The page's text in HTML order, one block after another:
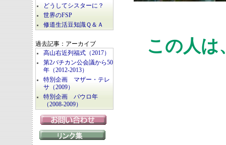
どうしてシスターに？
世界のFSP
修道生活豆知識Ｑ＆Ａ
過去記事：アーカイブ
高山右近列福式（2017）
第2バチカン公会議から50
年（2012-2013）
特別企画 マザー・テレ
サ（2009）
特別企画 パウロ年
（2008-2009）
この人は